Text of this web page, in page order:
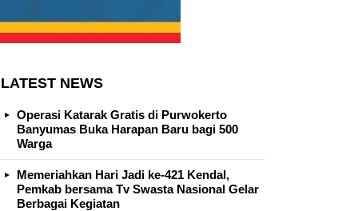
LATEST NEWS
Operasi Katarak Gratis di Purwokerto
Banyumas Buka Harapan Baru bagi 500
Warga
Memeriahkan Hari Jadi ke-421 Kendal,
Pemkab bersama Tv Swasta Nasional Gelar
Berbagai Kegiatan